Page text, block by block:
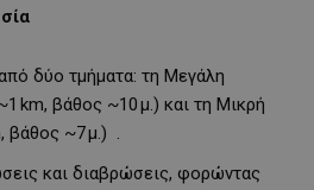
δύο τμήματα: τη Μεγάλη
km, βάθος ~10 μ.) και τη Μικρή
βάθος ~7 μ.) .
και διαβρώσεις, φορώντας